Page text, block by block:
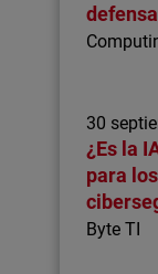
30
¿Es la
para
Byte TI